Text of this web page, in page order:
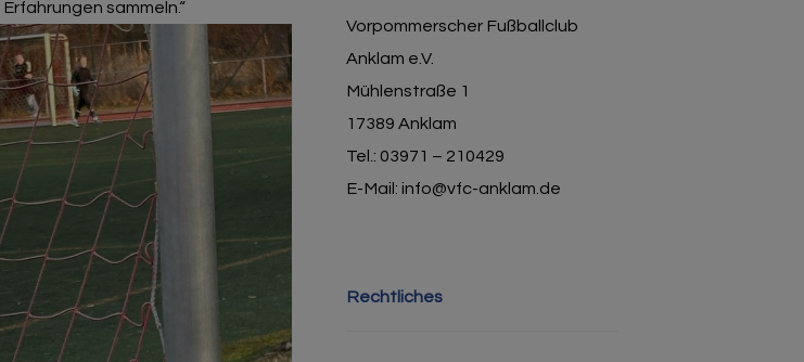
sammeln.“
Vorpommerscher Fußballclub
Anklam e.V.
Mühlenstraße 1
17389 Anklam
Tel.: 03971 – 210429
E-Mail: info@vfc-anklam.de
Rechtliches